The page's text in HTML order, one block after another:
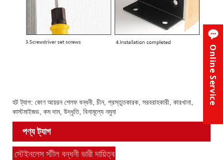
হট ট্যাগ: কোণ আয়রন শেলফ বন্ধনী, চীন, প্রস্তুতকারক, সরবরাহকারী, কারখানা,
কাস্টমাইজড, কম দাম, উদ্ধৃতি, বিনামূল্যে নমুনা
পণ্য ট্যাগ
স্টেইনলেস স্টীল বন্ধনী ভারী দায়িত্ব
Online Service